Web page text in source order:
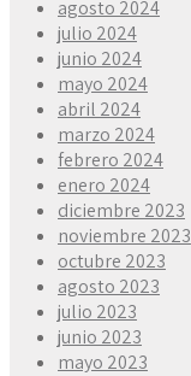
agosto 2024
julio 2024
junio 2024
mayo 2024
abril 2024
marzo 2024
febrero 2024
enero 2024
diciembre 2023
noviembre 2023
octubre 2023
agosto 2023
julio 2023
junio 2023
mayo 2023